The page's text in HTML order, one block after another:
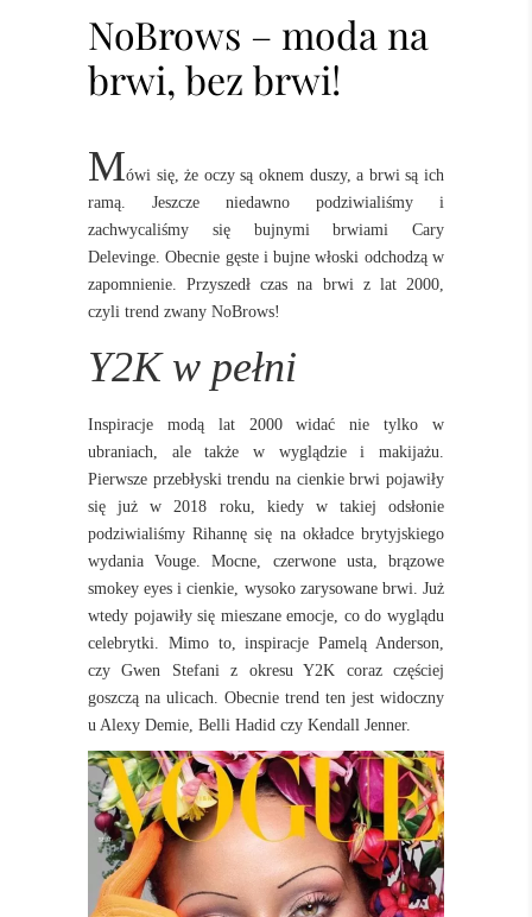
NoBrows – moda na
brwi, bez brwi!
Mówi się, że oczy są oknem duszy, a brwi są ich
ramą. Jeszcze niedawno podziwialiśmy i
zachwycaliśmy się bujnymibrwiami
Cary
Delevinge. Obecnie gęste i bujne włoski odchodzą w
zapomnienie. Przyszedł czas na brwi z lat 2000,
czyli trend zwany NoBrows!
Y2K w pełni
Inspiracje modą lat 2000 widać nie tylko w
ubraniach, ale także w wyglądzie i makijażu.
Pierwsze przebłyski trendu na cienkie brwi pojawiły
się już w 2018 roku, kiedy w takiej odsłonie
podziwialiśmy Rihannę się na okładce brytyjskiego
wydania Vouge. Mocne, czerwone usta, brązowe
smokey eyes i cienkie, wysoko zarysowane brwi. Już
wtedy pojawiły się mieszane emocje, co do wyglądu
celebrytki. Mimo to, inspiracje Pamelą Anderson,
czy Gwen Stefani z okresu Y2K coraz częściej
goszczą na ulicach. Obecnie trend ten jest widoczny
u Alexy Demie, Belli Hadid czy Kendall Jenner.